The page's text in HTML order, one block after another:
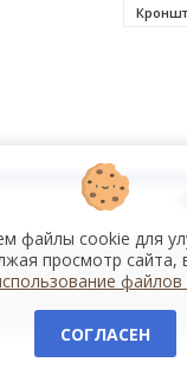
файлы cookie для
просмотр сайта,
файлов
СОГЛАСЕН